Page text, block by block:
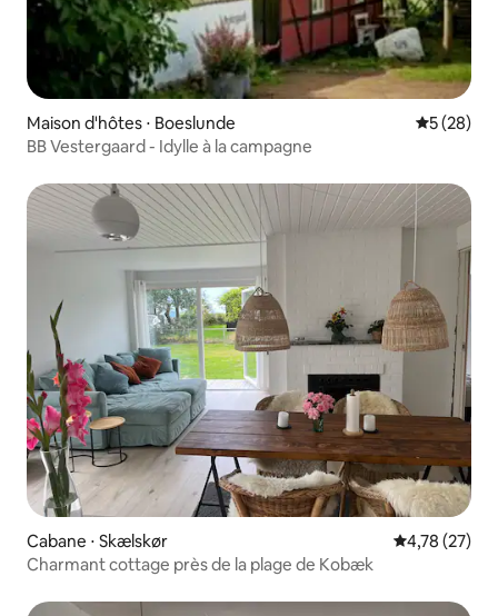
Maison d'hôtes ⋅ Boeslunde
5 (28)
BB Vestergaard - Idylle à la campagne
Cabane ⋅ Skælskør Évaluation
4,78 (27)
Charmant cottage près de la plage de Kobæk